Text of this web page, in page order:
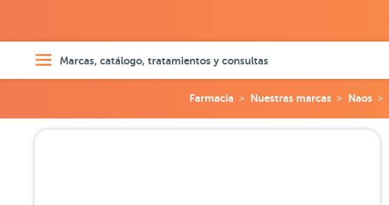
Marcas, catálogo, tratamientos y consultas
Farmacia Nuestras marcas Naos